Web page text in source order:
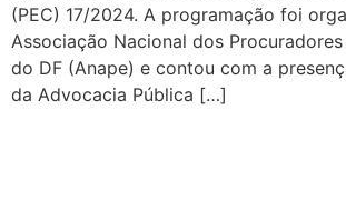
(PEC) 17/2024. A programação foi
Associação Nacional dos
do DF (Anape) e contou com a
da Advocacia Pública […]